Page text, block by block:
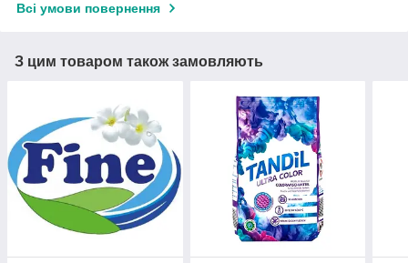
Всі умови повернення
З цим товаром також замовляють